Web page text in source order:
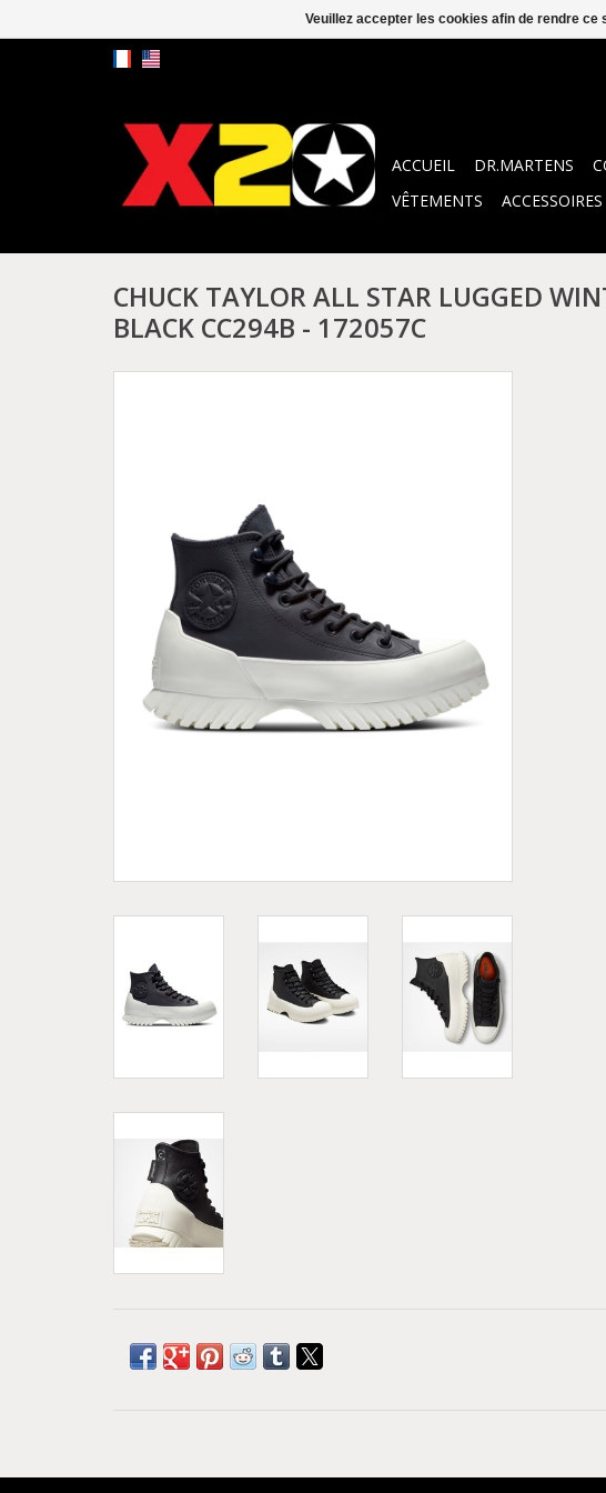
ACCUEIL DR.MARTENS
VÊTEMENTS
ACCESSOIRES
CHUCK TAYLOR ALL STAR LUGGED
BLACK CC294B - 172057C
Veuillez accepter les cookies afin de rendre